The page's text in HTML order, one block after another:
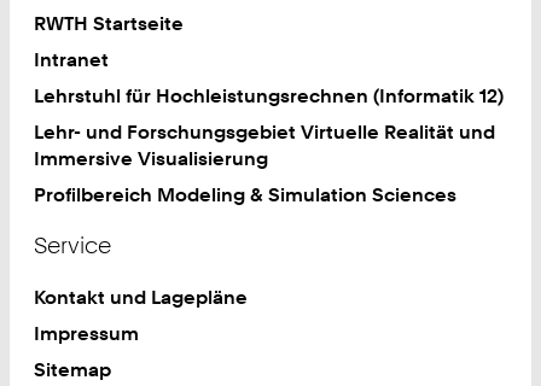
RWTH Startseite
Intranet
Lehrstuhl für Hochleistungsrechnen (Informatik 12)
Lehr- und Forschungsgebiet Virtuelle Realität und
Immersive Visualisierung
Profilbereich Modeling & Simulation Sciences
Service
Kontakt und Lagepläne
Impressum
Sitemap